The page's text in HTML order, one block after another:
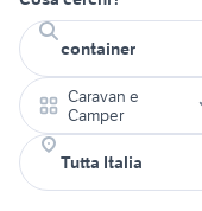
Caravan e
Camper